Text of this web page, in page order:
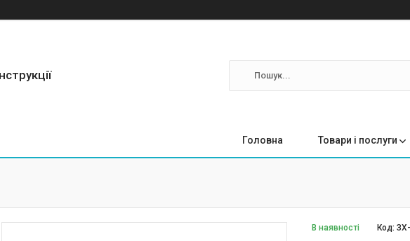
Головна Товари і послуги
В наявності Код: